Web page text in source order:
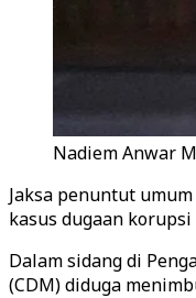
Nadiem Anwar
Jaksa penuntut
kasus dugaan
Dalam sidang di
(CDM) diduga